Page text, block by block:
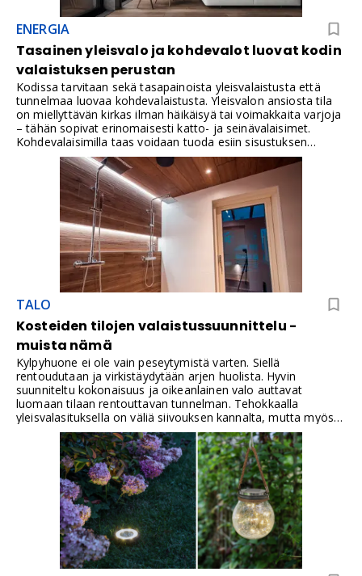
ENERGIA
Tasainen yleisvalo ja kohdevalot luovat kodin
valaistuksen perustan
Kodissa tarvitaan sekä tasapainoista yleisvalaistusta että
tunnelmaa luovaa kohdevalaistusta. Yleisvalon ansiosta tila
on miellyttävän kirkas ilman häikäisyä tai voimakkaita varjoja
– tähän sopivat erinomaisesti katto- ja seinävalaisimet.
Kohdevalaisimilla taas voidaan tuoda esiin sisustuksen
yksityiskohtia, kuten tauluja tai huonekaluja, ja luoda
huoneeseen syvyyttä sekä kodikasta tunnelmaa. Yhdistämällä
nämä valaistuksen peruselementit omaan tyyliisi saat juuri
sellaisen valaistuksen, joka tekee kodistasi sekä toimivan
että viihtyisän.
TALO
Kosteiden tilojen valaistussuunnittelu -
muista nämä
Kylpyhuone ei ole vain peseytymistä varten. Siellä
rentoudutaan ja virkistäydytään arjen huolista. Hyvin
suunniteltu kokonaisuus ja oikeanlainen valo auttavat
luomaan tilaan rentouttavan tunnelman. Tehokkaalla
yleisvalasituksella on väliä siivouksen kannalta, mutta myös
tunnelma on tärkeä.